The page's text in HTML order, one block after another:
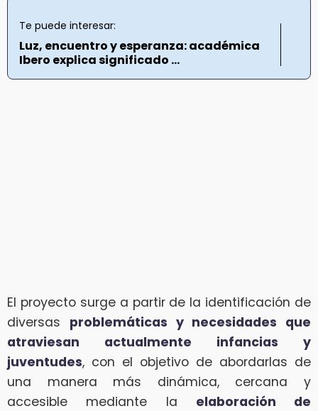
Te puede interesar:
Luz, encuentro y esperanza: académica
Ibero explica significado ...
El proyecto surge a partir de la identificación de
diversas problemáticas y necesidades que
atraviesan actualmente infancias y
juventudes, con el objetivo de abordarlas de
una manera más dinámica, cercana y
accesible mediante la elaboración de